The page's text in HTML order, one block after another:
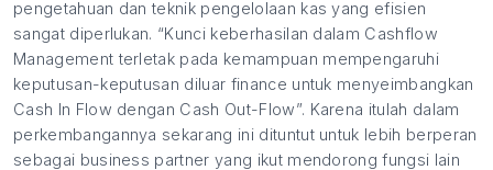
pengetahuan dan teknik pengelolaan kas yang efisien
sangat diperlukan. “Kunci keberhasilan dalam Cashflow
Management terletak pada kemampuan mempengaruhi
keputusan-keputusan diluar finance untuk menyeimbangkan
Cash In Flow dengan Cash Out-Flow”. Karena itulah dalam
perkembangannya sekarang ini dituntut untuk lebih berperan
sebagai business partner yang ikut mendorong fungsi lain